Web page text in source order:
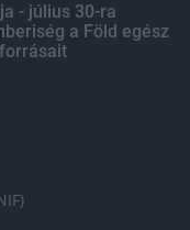
- július 30-ra
a Föld egész